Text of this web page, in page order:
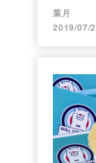
葉月
2019/07/